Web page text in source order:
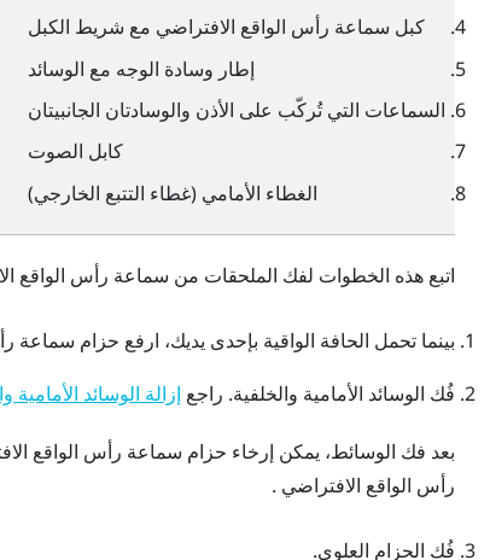
كبل سماعة رأس الواقع الافتراضي مع شريط الكبل
إطار وسادة الوجه مع الوسائد
السماعات التي تُركّب على الأذن والوسادتان الجانبيتان
كابل الصوت
الغطاء الأمامي (غطاء التتبع الخارجي)
اتبع هذه الخطوات لفك الملحقات من سماعة رأس الواقع
بينما تحمل الحافة الواقية بإحدى يديك، ارفع حزام سماعة
فُك الوسائد الأمامية والخلفية. راجع إزالة الوسائد الأمامية
بعد فك الوسائط، يمكن إرخاء حزام سماعة رأس الواقع
رأس الواقع الافتراضي .
فُك الحزام العلوي.